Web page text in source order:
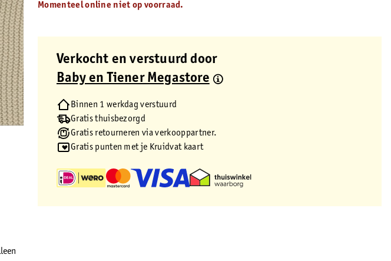
Momenteel online niet op voorraad.
Verkocht en verstuurd door
Baby en Tiener Megastore
Binnen 1 werkdag verstuurd
Gratis thuisbezorgd
Gratis retourneren via verkooppartner.
Gratis punten met je Kruidvat kaart